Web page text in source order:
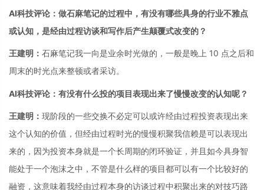
AI科技评论：做石麻笔记的过程中，有没有哪些具身的行业不雅点
或认知，是经由过程访谈和写作后产生颠覆式改变的？
王建明： 石麻笔记我一向是业余时光做的，一般是晚上 10 点之后和
周末的时光点来整顿或者采访。
AI科技评论：有没有什么投的项目表现出来了慢慢改变的认知呢？
王建明： 现阶段的一些交换不必定可以或许经由过程投资表现出来
这个认知的价值，但经由过程时光的慢慢积聚我信赖是可以表现出
来的，因为投资本身就是一个长周期的闭环验证，并且如今具身智
能处于一个泡沫之中，不管是什么样的项目都可以有一个比较好的
融资，这意味着我经由过程本身的访谈过程中积聚出来的对技巧路